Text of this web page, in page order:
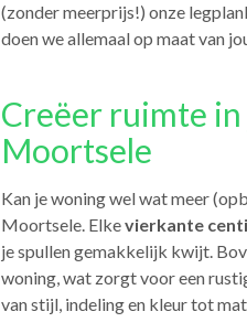
(zonder meerprijs!) onze
doen we allemaal op maat van
Creëer ruimte
Moortsele
Kan je woning wel wat meer
Moortsele. Elkevierkante
je spullen gemakkelijk kwijt.
woning, wat zorgt voor een
van stijl, indeling en kleur tot